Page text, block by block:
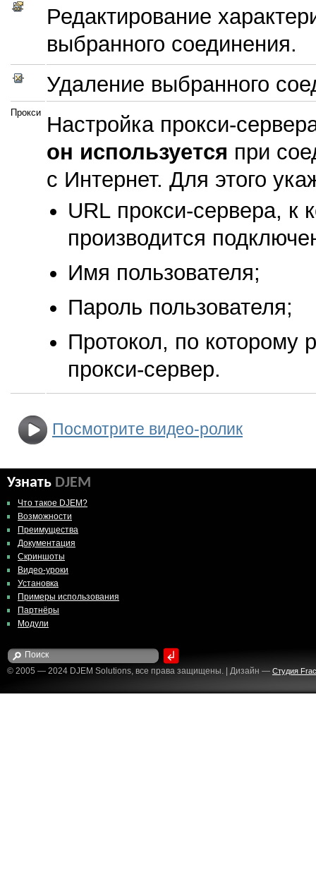
Редактирование
выбранного соединения.
Удаление выбранного
Прокси Настройка прокси-
он используется при
с Интернет. Для этого
URL прокси-сервера, к
производится
Имя пользователя;
Пароль пользователя;
Протокол, по которому
прокси-сервер.
Посмотрите видео-ролик
Узнать DJEM
Что такое DJEM?
Возможности
Преимущества
Документация
Скриншоты
Видео-уроки
Установка
Примеры использования
Партнёры
Модули
© 2005 — 2024 DJEM Solutions, все права защищены. | Дизайн — Студия